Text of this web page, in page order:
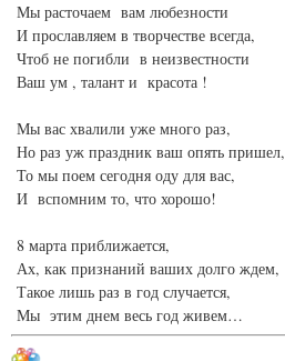
Мы расточаем вам любезности
И прославляем в творчестве всегда,
Чтоб не погибли в неизвестности
Ваш ум , талант и красота !
Мы вас хвалили уже много раз,
Но раз уж праздник ваш опять пришел,
То мы поем сегодня оду для вас,
И вспомним то, что хорошо!
8 марта приближается,
Ах, как признаний ваших долго ждем,
Такое лишь раз в год случается,
Мы этим днем весь год живем…